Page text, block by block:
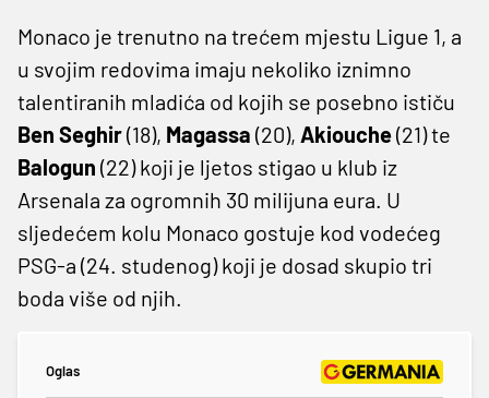
Monaco je trenutno na trećem mjestu Ligue 1, a
u svojim redovima imaju nekoliko iznimno
talentiranih mladića od kojih se posebno ističu
Ben Seghir(18), Magassa (20), Akiouche(21) te
Balogun (22) koji je ljetos stigao u klub iz
Arsenala za ogromnih 30 milijuna eura. U
sljedećem kolu Monaco gostuje kod vodećeg
PSG-a (24. studenog) koji je dosad skupio tri
boda više od njih.
Oglas